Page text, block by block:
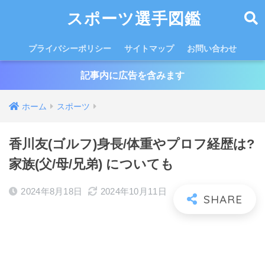
スポーツ選手図鑑
プライバシーポリシー サイトマップ お問い合わせ
記事内に広告を含みます
ホーム スポーツ
香川友(ゴルフ)身長/体重やプロフ経歴は?
家族(父/母/兄弟) についても
2024年8月18日 2024年10月11日